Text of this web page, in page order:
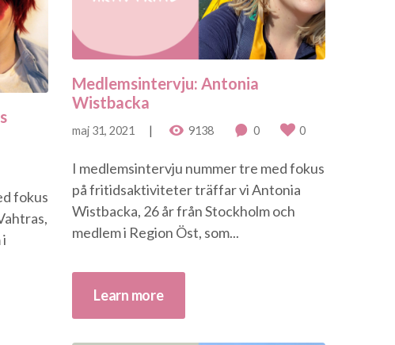
Medlemsintervju: Antonia
Wistbacka
maj 31, 2021 9138 0 0
I medlemsintervju nummer tre med fokus
på fritidsaktiviteter träffar vi Antonia
Wistbacka, 26 år från Stockholm och
medlem i Region Öst, som...
Learn more
fokus
i